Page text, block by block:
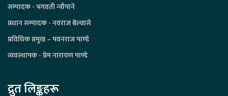
सम्पादक - भगवती न्यौपाने
प्रधान सम्पादक - नवराज बेल्वासे
प्रविधिक प्रमुख – पवनराज पाण्डे
व्यवस्थापक - प्रेम नारायण पाण्डे
द्रुत लिङ्कहरू